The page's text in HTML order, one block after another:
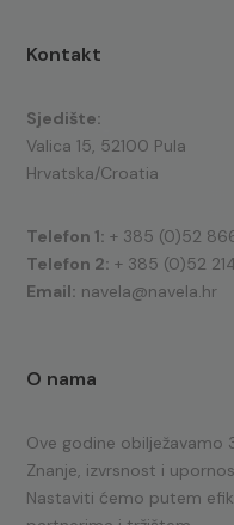
Kontakt
Sjedište:
Valica 15, 52100 Pula
Hrvatska/Croatia
Telefon 1: + 385 (0)52
Telefon 2: + 385 (0)52
Email: navela@navela.hr
O nama
Ove godine obilježavamo
Znanje, izvrsnost i
Nastaviti ćemo putem